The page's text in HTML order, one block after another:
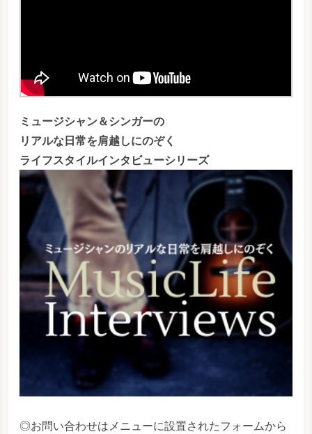
ミュージシャン＆シンガーの
リアルな日常を肩越しにのぞく
ライフスタイルインタビューシリーズ
◎お問い合わせはメニューに設置されたフォームから